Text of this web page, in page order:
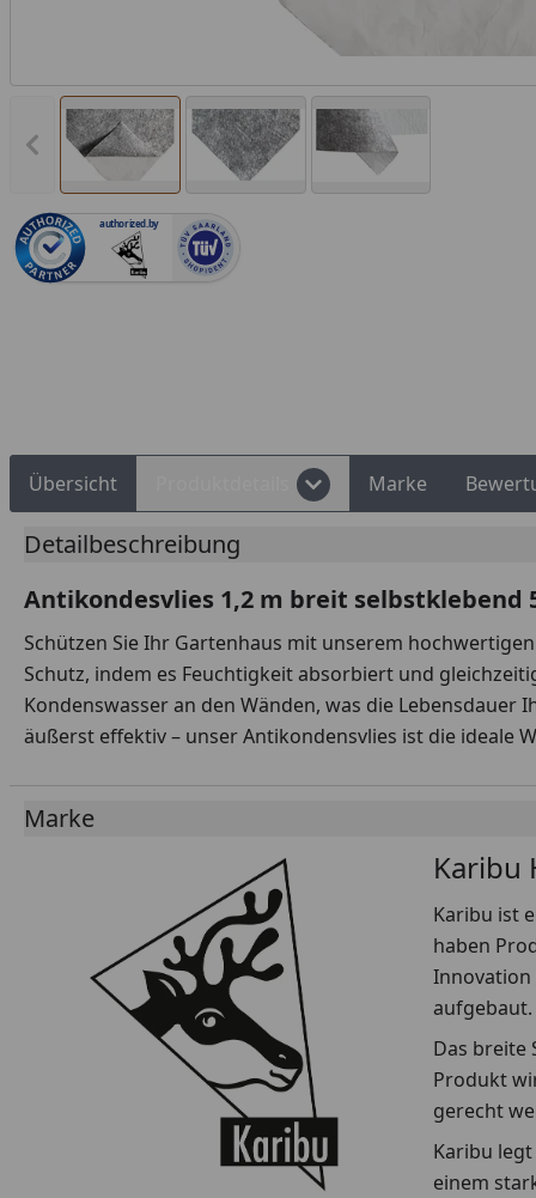
Vorheriges Bild anzeigen
authorized.by
Übersicht Marke
Detailbeschreibung
Antikondesvlies 1,2 m breit selbstklebend
Schützen Sie Ihr Gartenhaus mit unserem
Schutz, indem es Feuchtigkeit absorbiert und
Kondenswasser an den Wänden, was die
äußerst effektiv – unser Antikondensvlies ist die ideale
Marke
Karibu
Karibu ist
haben
Innovation
aufgebaut.
Das breite
Produkt
gerecht
Karibu
einem